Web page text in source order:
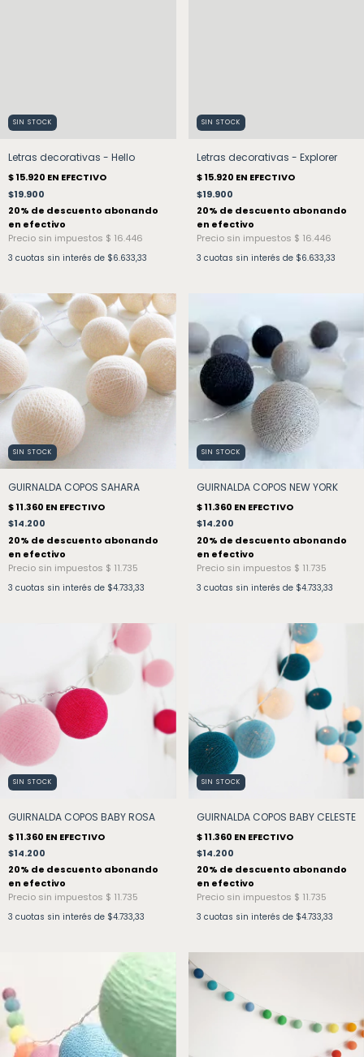
SIN STOCK
Letras decorativas - Hello
$19.900
3 cuotas sin interés de $6.633,33
SIN STOCK
Letras decorativas - Explorer
$19.900
3 cuotas sin interés de $6.633,33
SIN STOCK
GUIRNALDA COPOS SAHARA
$14.200
3 cuotas sin interés de $4.733,33
SIN STOCK
GUIRNALDA COPOS NEW YORK
$14.200
3 cuotas sin interés de $4.733,33
SIN STOCK
GUIRNALDA COPOS BABY ROSA
$14.200
3 cuotas sin interés de $4.733,33
SIN STOCK
GUIRNALDA COPOS BABY CELESTE
$14.200
3 cuotas sin interés de $4.733,33